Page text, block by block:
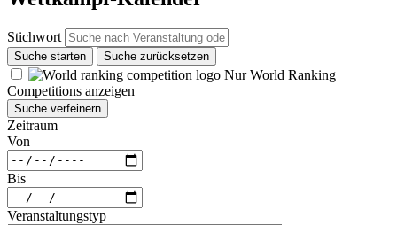
Stichwort
Suche starten Suche zurücksetzen
Nur World Ranking
Competitions anzeigen
Suche verfeinern
Zeitraum
Von
Bis
Veranstaltungstyp